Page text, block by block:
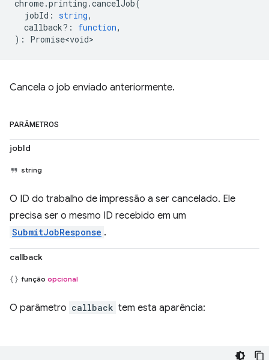
chrome.printing .cancelJob(
jobId : string,
callback? : function,
) : Promise<void>
Cancela o job enviado anteriormente.
PARÂMETROS
jobId
string
O ID do trabalho de impressão a ser cancelado. Ele
precisa ser o mesmo ID recebido em um
SubmitJobResponse .
callback
função opcional
O parâmetro callback tem esta aparência: